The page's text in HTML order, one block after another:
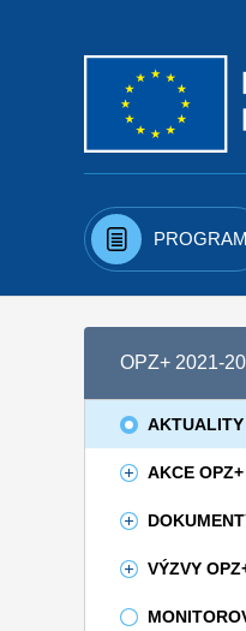
OPZ+ 2021-
AKTUALITY
AKCE OPZ+
VÝZVY